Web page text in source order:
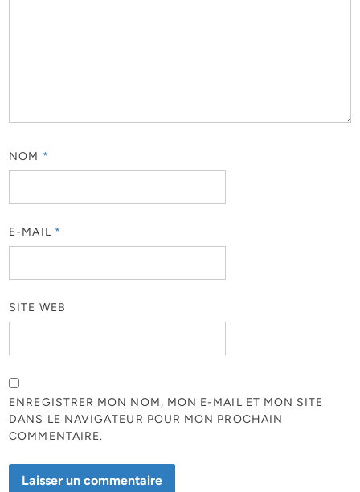
NOM *
E-MAIL *
SITE WEB
ENREGISTRER MON NOM, MON E-MAIL ET MON SITE
DANS LE NAVIGATEUR POUR MON PROCHAIN
COMMENTAIRE.